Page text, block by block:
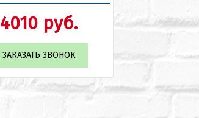
4010 руб.
ЗАКАЗАТЬ ЗВОНОК